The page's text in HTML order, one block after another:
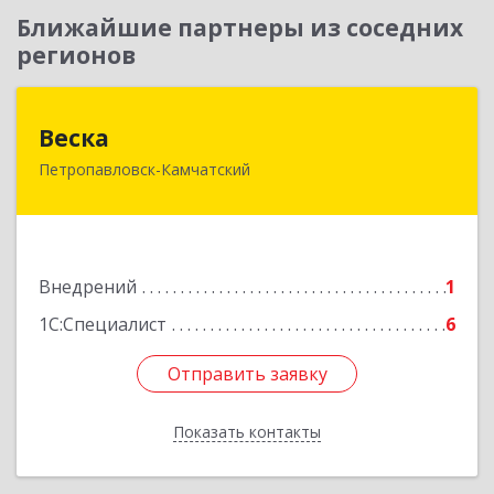
Ближайшие партнеры из соседних
регионов
Веска
Петропавловск-Камчатский
Внедрений
1
1С:Специалист
6
Отправить заявку
Показать контакты
683031, Камчатский край, Петропавловск-
Подробнее
Отправить заявку
Назад